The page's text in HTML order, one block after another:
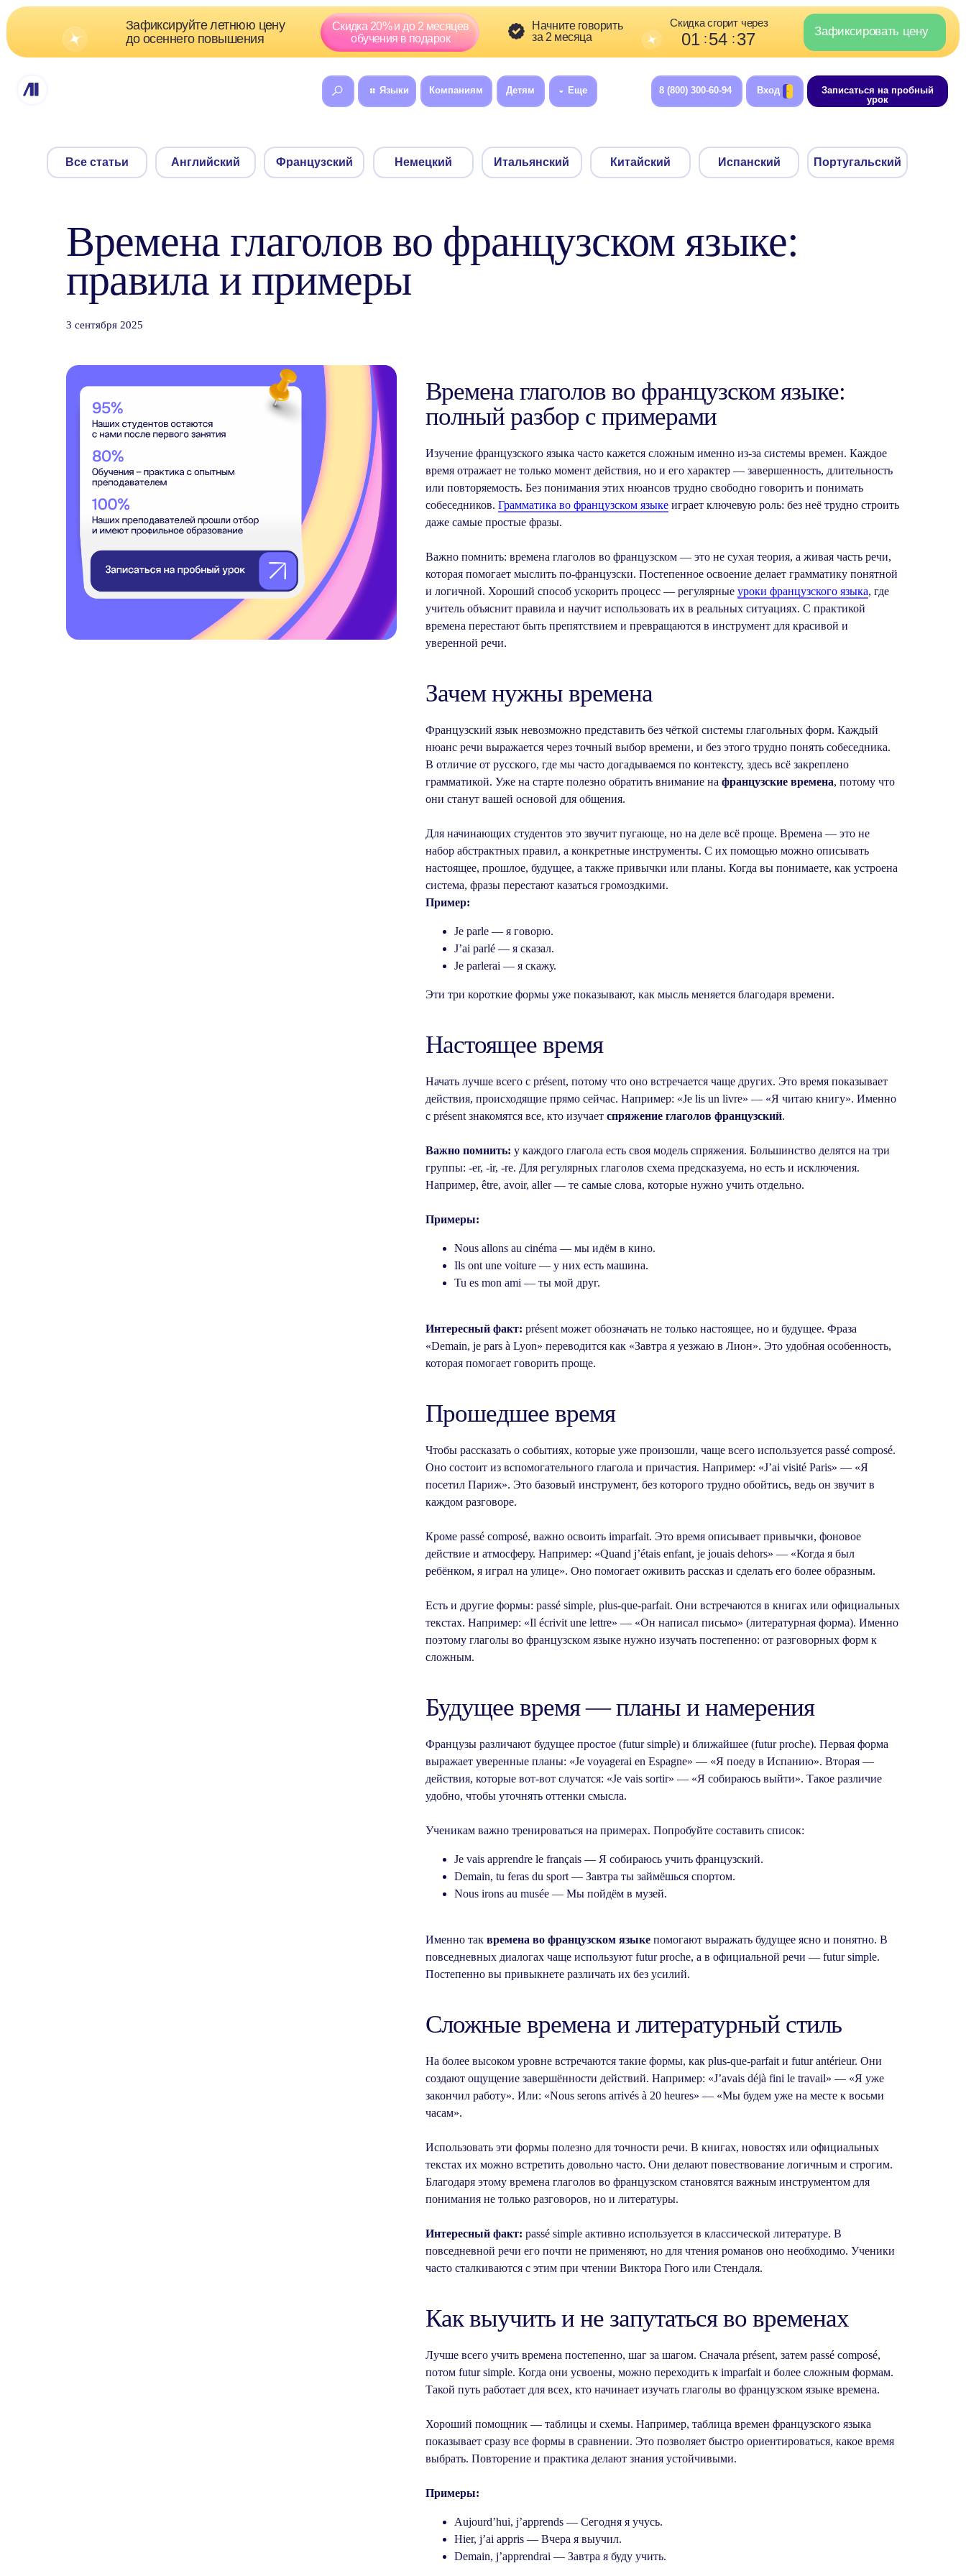
Зафиксировать цену
Начните говорить
за 2 месяца
Скидка 20% и до 2 месяцев
обучения в подарок
Зафиксируйте летнюю цену
до осеннего повышения
01 :
54 36
Скидка сгорит через
Языки Компаниям 8 (800) 300-60-94 Записаться на пробный
урок
Все статьи Английский Французский Немецкий Итальянский Китайский Испанский Португальский
Времена глаголов во французском языке:
правила и примеры
3 сентября 2025
Времена глаголов во французском языке:
полный разбор с примерами
Изучение французского языка часто кажется сложным именно из-за системы времен. Каждое
время отражает не только момент действия, но и его характер — завершенность, длительность
или повторяемость. Без понимания этих нюансов трудно свободно говорить и понимать
собеседников. Грамматика во французском языке играет ключевую роль: без неё трудно строить
даже самые простые фразы.
Важно помнить: времена глаголов во французском — это не сухая теория, а живая часть речи,
которая помогает мыслить по-французски. Постепенное освоение делает грамматику понятной
и логичной. Хороший способ ускорить процесс — регулярные уроки французского языка, где
учитель объяснит правила и научит использовать их в реальных ситуациях. С практикой
времена перестают быть препятствием и превращаются в инструмент для красивой и
уверенной речи.
Зачем нужны времена
Французский язык невозможно представить без чёткой системы глагольных форм. Каждый
нюанс речи выражается через точный выбор времени, и без этого трудно понять собеседника.
В отличие от русского, где мы часто догадываемся по контексту, здесь всё закреплено
грамматикой. Уже на старте полезно обратить внимание на французские времена, потому что
они станут вашей основой для общения.
Для начинающих студентов это звучит пугающе, но на деле всё проще. Времена — это не
набор абстрактных правил, а конкретные инструменты. С их помощью можно описывать
настоящее, прошлое, будущее, а также привычки или планы. Когда вы понимаете, как устроена
система, фразы перестают казаться громоздкими.
Пример:
Je parle — я говорю.
J’ai parlé — я сказал.
Je parlerai — я скажу.
Эти три короткие формы уже показывают, как мысль меняется благодаря времени.
Настоящее время
Начать лучше всего с présent, потому что оно встречается чаще других. Это время показывает
действия, происходящие прямо сейчас. Например: «Je lis un livre» — «Я читаю книгу». Именно
с présent знакомятся все, кто изучает спряжение глаголов французский.
Важно помнить: у каждого глагола есть своя модель спряжения. Большинство делятся на три
группы: -er, -ir, -re. Для регулярных глаголов схема предсказуема, но есть и исключения.
Например, être, avoir, aller — те самые слова, которые нужно учить отдельно.
Примеры:
Nous allons au cinéma — мы идём в кино.
Ils ont une voiture — у них есть машина.
Tu es mon ami — ты мой друг.
Интересный факт: présent может обозначать не только настоящее, но и будущее. Фраза
«Demain, je pars à Lyon» переводится как «Завтра я уезжаю в Лион». Это удобная особенность,
которая помогает говорить проще.
Прошедшее время
Чтобы рассказать о событиях, которые уже произошли, чаще всего используется passé composé.
Оно состоит из вспомогательного глагола и причастия. Например: «J’ai visité Paris» — «Я
посетил Париж». Это базовый инструмент, без которого трудно обойтись, ведь он звучит в
каждом разговоре.
Кроме passé composé, важно освоить imparfait. Это время описывает привычки, фоновое
действие и атмосферу. Например: «Quand j’étais enfant, je jouais dehors» — «Когда я был
ребёнком, я играл на улице». Оно помогает оживить рассказ и сделать его более образным.
Есть и другие формы: passé simple, plus-que-parfait. Они встречаются в книгах или официальных
текстах. Например: «Il écrivit une lettre» — «Он написал письмо» (литературная форма). Именно
поэтому глаголы во французском языке нужно изучать постепенно: от разговорных форм к
сложным.
Будущее время — планы и намерения
Французы различают будущее простое (futur simple) и ближайшее (futur proche). Первая форма
выражает уверенные планы: «Je voyagerai en Espagne» — «Я поеду в Испанию». Вторая —
действия, которые вот-вот случатся: «Je vais sortir» — «Я собираюсь выйти». Такое различие
удобно, чтобы уточнять оттенки смысла.
Ученикам важно тренироваться на примерах. Попробуйте составить список:
Je vais apprendre le français — Я собираюсь учить французский.
Demain, tu feras du sport — Завтра ты займёшься спортом.
Nous irons au musée — Мы пойдём в музей.
Именно так времена во французском языке помогают выражать будущее ясно и понятно. В
повседневных диалогах чаще используют futur proche, а в официальной речи — futur simple.
Постепенно вы привыкнете различать их без усилий.
Сложные времена и литературный стиль
На более высоком уровне встречаются такие формы, как plus-que-parfait и futur antérieur. Они
создают ощущение завершённости действий. Например: «J’avais déjà fini le travail» — «Я уже
закончил работу». Или: «Nous serons arrivés à 20 heures» — «Мы будем уже на месте к восьми
часам».
Использовать эти формы полезно для точности речи. В книгах, новостях или официальных
текстах их можно встретить довольно часто. Они делают повествование логичным и строгим.
Благодаря этому времена глаголов во французском становятся важным инструментом для
понимания не только разговоров, но и литературы.
Интересный факт: passé simple активно используется в классической литературе. В
повседневной речи его почти не применяют, но для чтения романов оно необходимо. Ученики
часто сталкиваются с этим при чтении Виктора Гюго или Стендаля.
Как выучить и не запутаться во временах
Лучше всего учить времена постепенно, шаг за шагом. Сначала présent, затем passé composé,
потом futur simple. Когда они усвоены, можно переходить к imparfait и более сложным формам.
Такой путь работает для всех, кто начинает изучать глаголы во французском языке времена.
Хороший помощник — таблицы и схемы. Например, таблица времен французского языка
показывает сразу все формы в сравнении. Это позволяет быстро ориентироваться, какое время
выбрать. Повторение и практика делают знания устойчивыми.
Примеры:
Aujourd’hui, j’apprends — Сегодня я учусь.
Hier, j’ai appris — Вчера я выучил.
Demain, j’apprendrai — Завтра я буду учить.